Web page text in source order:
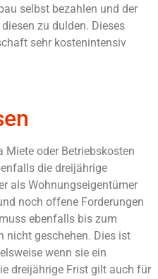
selbst bezahlen und der
zu dulden. Dieses
sehr kostenintensiv
Miete oder Betriebskosten
die dreijährige
als Wohnungseigentümer
noch offene Forderungen
ebenfalls bis zum
nicht geschehen. Dies ist
wenn sie ein
dreijährige Frist gilt auch für